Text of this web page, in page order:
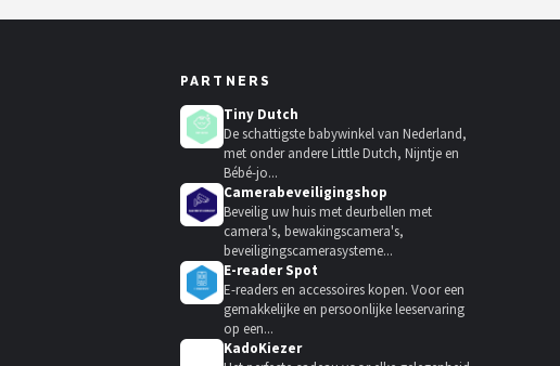
PARTNERS
Tiny Dutch
De schattigste babywinkel van Nederland,
met onder andere Little Dutch, Nijntje en
Bébé-jo...
Camerabeveiligingshop
Beveilig uw huis met deurbellen met
camera's, bewakingscamera's,
beveiligingscamerasysteme...
E-reader Spot
E-readers en accessoires kopen. Voor een
gemakkelijke en persoonlijke leeservaring
op een...
KadoKiezer